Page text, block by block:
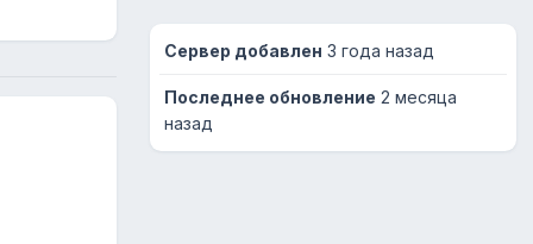
Сервер добавлен 3 года назад
Последнее обновление 2 месяца
назад